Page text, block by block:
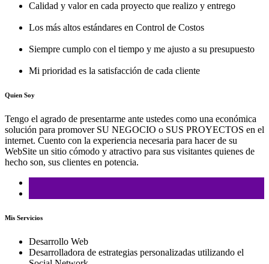
Calidad y valor en cada proyecto que realizo y entrego
Los más altos estándares en Control de Costos
Siempre cumplo con el tiempo y me ajusto a su presupuesto
Mi prioridad es la satisfacción de cada cliente
Quien Soy
Tengo el agrado de presentarme ante ustedes como una económica
solución para promover SU NEGOCIO o SUS PROYECTOS en el
internet. Cuento con la experiencia necesaria para hacer de su
WebSite un sitio cómodo y atractivo para sus visitantes quienes de
hecho son, sus clientes en potencia.
Mis Servicios
Desarrollo Web
Desarrolladora de estrategias personalizadas utilizando el